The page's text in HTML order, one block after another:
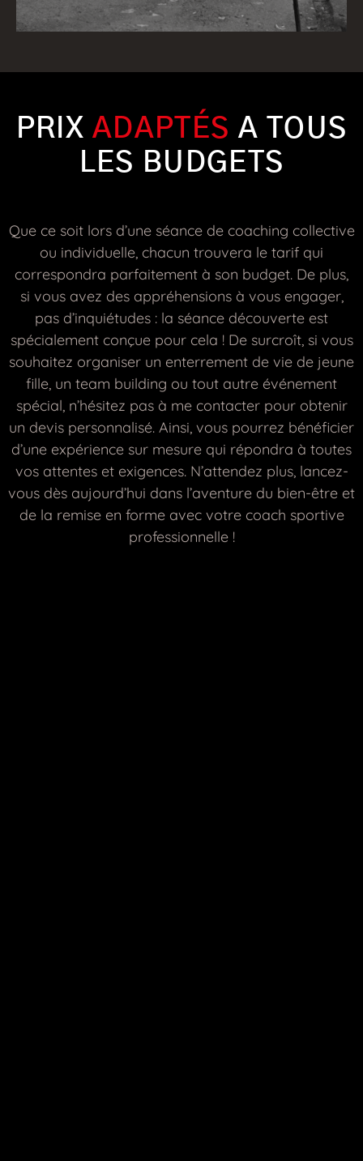
PRIXADAPTÉS A TOUS
LES BUDGETS
Que ce soit lors d’une séance de coaching collective
ou individuelle, chacun trouvera le tarif qui
correspondra parfaitement à son budget. De plus,
si vous avez des appréhensions à vous engager,
pas d’inquiétudes : la séance découverte est
spécialement conçue pour cela ! De surcroît, si vous
souhaitez organiser un enterrement de vie de jeune
fille, un team building ou tout autre événement
spécial, n’hésitez pas à me contacter pour obtenir
un devis personnalisé. Ainsi, vous pourrez bénéficier
d’une expérience sur mesure qui répondra à toutes
vos attentes et exigences. N’attendez plus, lancez-
vous dès aujourd’hui dans l’aventure du bien-être et
de la remise en forme avec votre coach sportive
professionnelle !